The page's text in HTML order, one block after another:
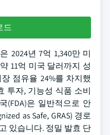
드
2024년 7억 1,340만 미
11억 미국 달러까지 성
점유율 24%를 차지했
투자, 기능성 식품 소비
(FDA)은 일반적으로 안
as Safe, GRAS) 경로
있습니다. 정밀 발효 단